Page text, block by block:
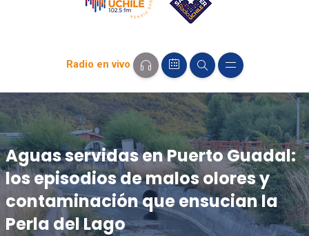
Radio en vivo
Aguas servidas en Puerto Guadal:
los episodios de malos olores y
contaminación que ensucian la
Perla del Lago